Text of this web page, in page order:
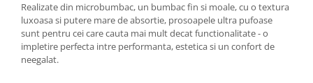
Realizate din microbumbac, un bumbac fin si moale, cu o textura
luxoasa si putere mare de absortie, prosoapele ultra pufoase
sunt pentru cei care cauta mai mult decat functionalitate - o
impletire perfecta intre performanta, estetica si un confort de
neegalat.